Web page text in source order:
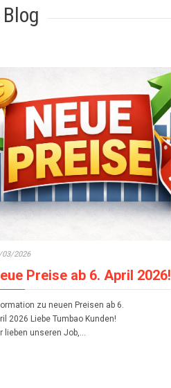
03/2026
Preise ab 6. April 2026!
zu neuen Preisen ab 6.
2026 Liebe Tumbao Kunden!
lieben unseren Job,…